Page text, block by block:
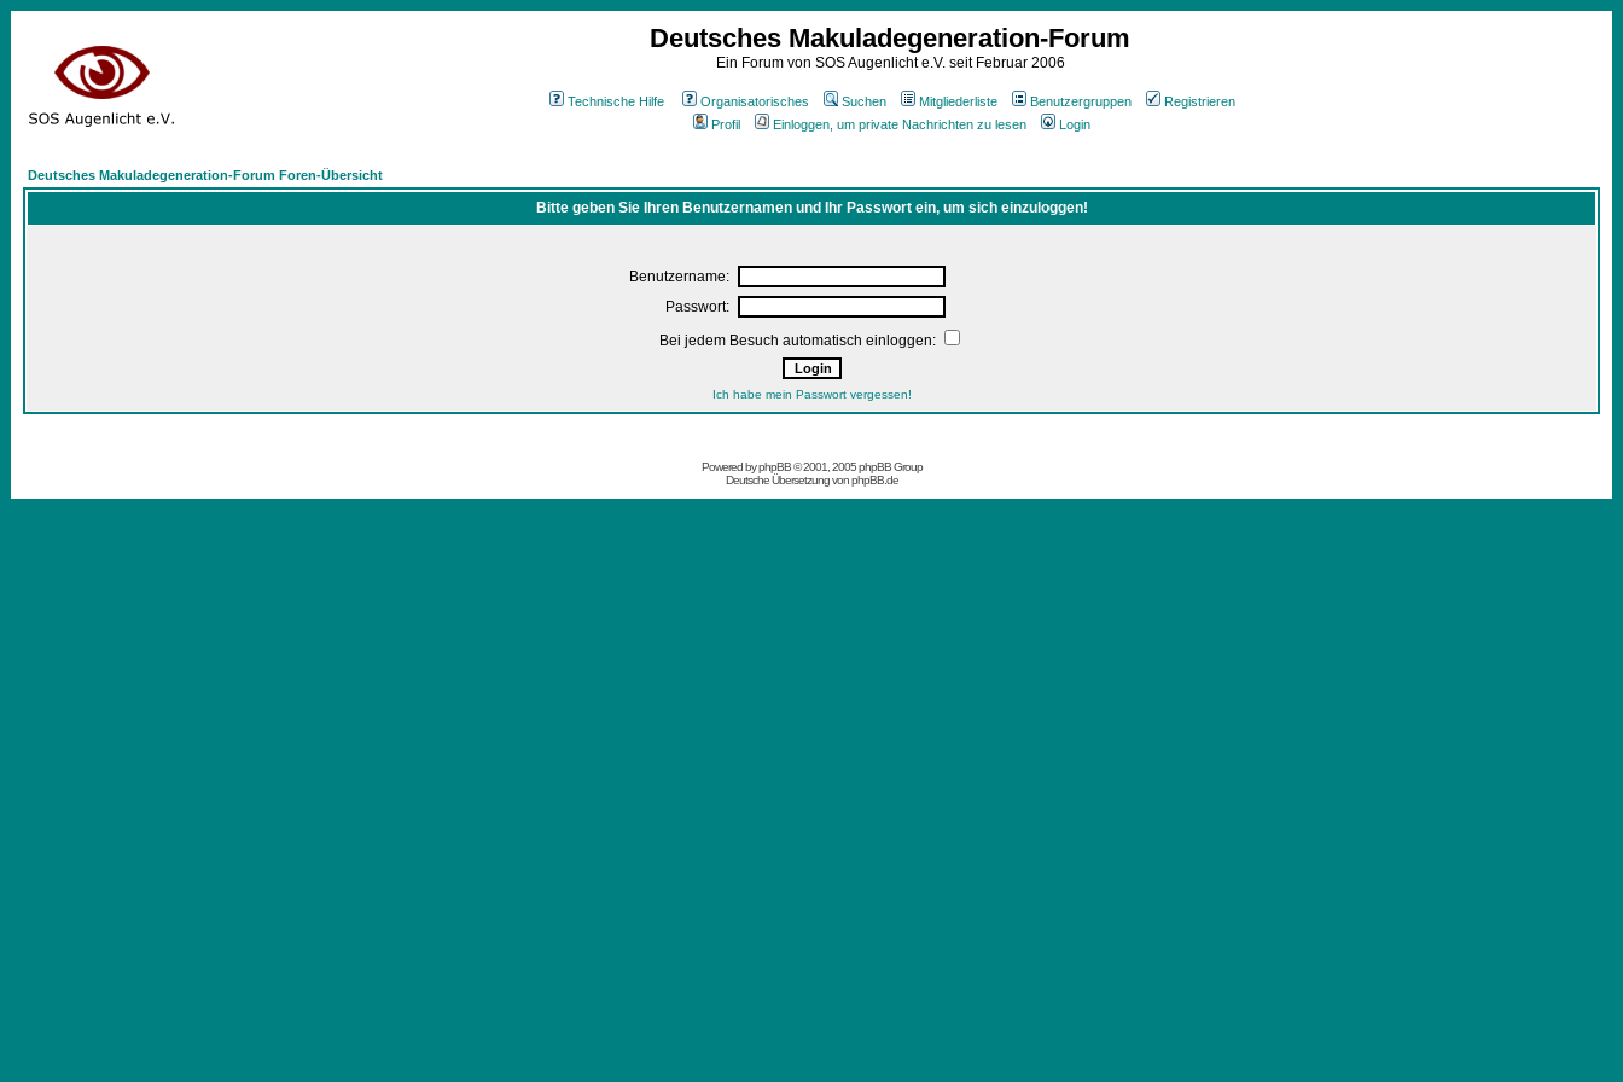
Deutsches Makuladegeneration-Forum
Ein Forum von SOS Augenlicht e.V. seit Februar 2006
Technische Hilfe Organisatorisches Suchen Mitgliederliste Benutzergruppen
Registrieren
Profil
Einloggen, um private Nachrichten zu lesen Login
Deutsches Makuladegeneration-Forum Foren-Übersicht
Bitte geben Sie Ihren Benutzernamen und Ihr Passwort ein, um sich einzuloggen!
Benutzername:
Passwort:
Bei jedem Besuch automatisch einloggen:
Ich habe mein Passwort vergessen!
Powered byphpBB© 2001, 2005 phpBB Group
Deutsche Übersetzung vonphpBB.de